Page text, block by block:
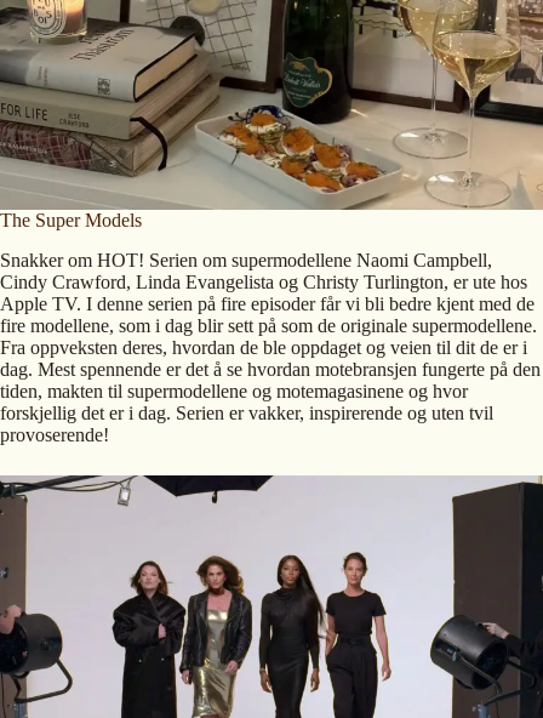
The Super Models
Snakker om HOT! Serien om supermodellene Naomi Campbell,
Cindy Crawford, Linda Evangelista og Christy Turlington, er ute hos
Apple TV. I denne serien på fire episoder får vi bli bedre kjent med de
fire modellene, som i dag blir sett på som de originale supermodellene.
Fra oppveksten deres, hvordan de ble oppdaget og veien til dit de er i
dag. Mest spennende er det å se hvordan motebransjen fungerte på den
tiden, makten til supermodellene og motemagasinene og hvor
forskjellig det er i dag. Serien er vakker, inspirerende og uten tvil
provoserende!